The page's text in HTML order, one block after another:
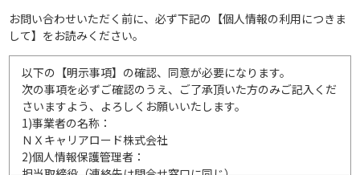
お問い合わせいただく前に、必ず下記の【個人情報の利用につきま
して】をお読みください。
以下の【明示事項】の確認、同意が必要になります。
次の事項を必ずご確認のうえ、ご了承頂いた方のみご記入くだ
さいますよう、よろしくお願いいたします。
1)事業者の名称：
ＮＸキャリアロード株式会社
2)個人情報保護管理者：